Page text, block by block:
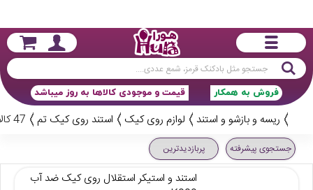
جستجو
قیمت و موجودی کالاها به روز میباشد فروش به همکار
ریسه و بازشو و استند لوازم روی کیک استند روی کیک تم 47 کالا
جستجوی پیشرفته پربازدیدترین
استند و استیکر استقلال روی کیک ضد آب